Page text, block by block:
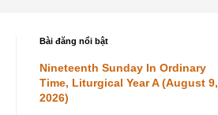
Bài đăng nổi bật
Nineteenth Sunday In Ordinary
Time, Liturgical Year A (August 9,
2026)